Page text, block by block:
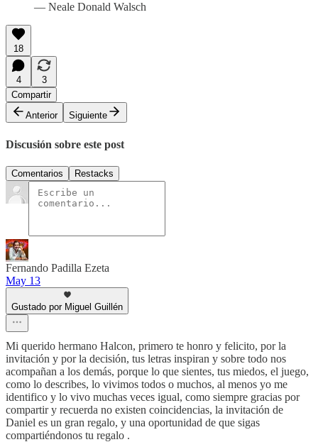
— Neale Donald Walsch
18
4
3
Compartir
Anterior
Siguiente
Discusión sobre este post
Comentarios Restacks
Fernando Padilla Ezeta
May 13
Gustado por Miguel Guillén
Mi querido hermano Halcon, primero te honro y felicito, por la
invitación y por la decisión, tus letras inspiran y sobre todo nos
acompañan a los demás, porque lo que sientes, tus miedos, el juego,
como lo describes, lo vivimos todos o muchos, al menos yo me
identifico y lo vivo muchas veces igual, como siempre gracias por
compartir y recuerda no existen coincidencias, la invitación de
Daniel es un gran regalo, y una oportunidad de que sigas
compartiéndonos tu regalo .